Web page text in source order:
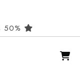
50%